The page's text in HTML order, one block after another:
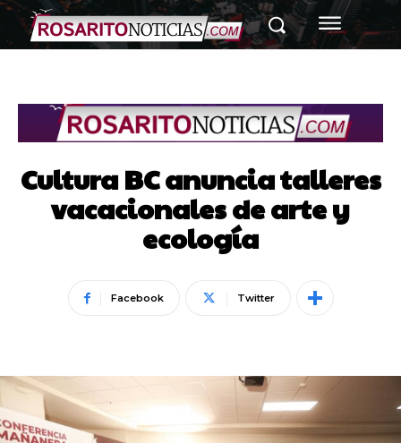
Cultura BC anuncia talleres
vacacionales de arte y
ecología
Facebook Twitter